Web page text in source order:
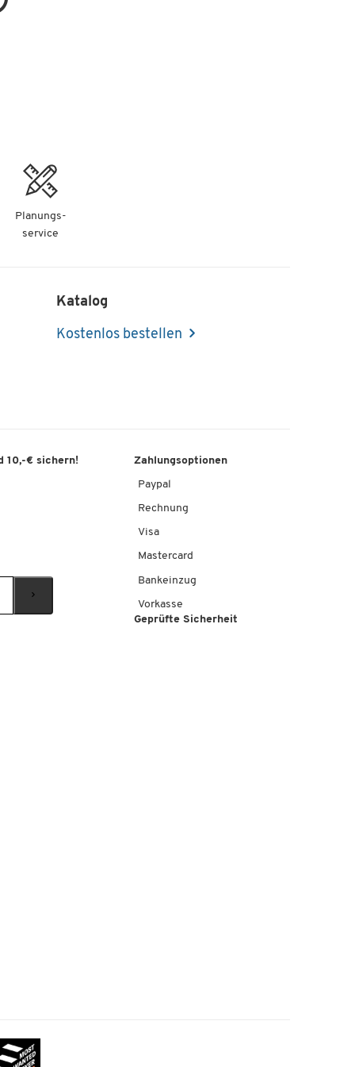
Planungs-
service
Katalog
Kostenlos bestellen
10,-€ sichern! Zahlungsoptionen
Paypal
Rechnung
Visa
Mastercard
Bankeinzug
Vorkasse
Geprüfte Sicherheit